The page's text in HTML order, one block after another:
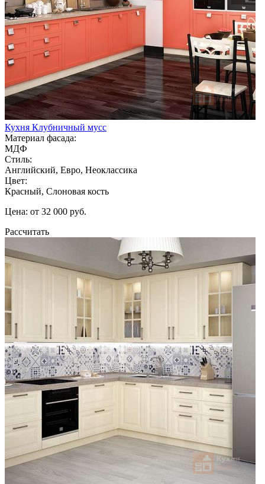
Кухня Клубничный мусс
Материал фасада:
МДФ
Стиль:
Английский, Евро, Неоклассика
Цвет:
Красный, Слоновая кость
Цена: от 32 000 руб.
Рассчитать